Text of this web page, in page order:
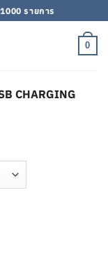
รายการ
0
CHARGING